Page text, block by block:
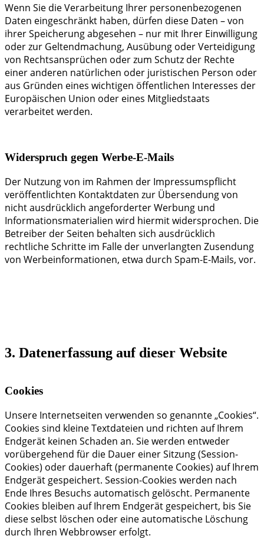
Wenn Sie die Verarbeitung Ihrer personenbezogenen
Daten eingeschränkt haben, dürfen diese Daten – von
ihrer Speicherung abgesehen – nur mit Ihrer Einwilligung
oder zur Geltendmachung, Ausübung oder Verteidigung
von Rechtsansprüchen oder zum Schutz der Rechte
einer anderen natürlichen oder juristischen Person oder
aus Gründen eines wichtigen öffentlichen Interesses der
Europäischen Union oder eines Mitgliedstaats
verarbeitet werden.
Widerspruch gegen Werbe-E-Mails
Der Nutzung von im Rahmen der Impressumspflicht
veröffentlichten Kontaktdaten zur Übersendung von
nicht ausdrücklich angeforderter Werbung und
Informationsmaterialien wird hiermit widersprochen. Die
Betreiber der Seiten behalten sich ausdrücklich
rechtliche Schritte im Falle der unverlangten Zusendung
von Werbeinformationen, etwa durch Spam-E-Mails, vor.
3. Datenerfassung auf dieser Website
Cookies
Unsere Internetseiten verwenden so genannte „Cookies“.
Cookies sind kleine Textdateien und richten auf Ihrem
Endgerät keinen Schaden an. Sie werden entweder
vorübergehend für die Dauer einer Sitzung (Session-
Cookies) oder dauerhaft (permanente Cookies) auf Ihrem
Endgerät gespeichert. Session-Cookies werden nach
Ende Ihres Besuchs automatisch gelöscht. Permanente
Cookies bleiben auf Ihrem Endgerät gespeichert, bis Sie
diese selbst löschen oder eine automatische Löschung
durch Ihren Webbrowser erfolgt.